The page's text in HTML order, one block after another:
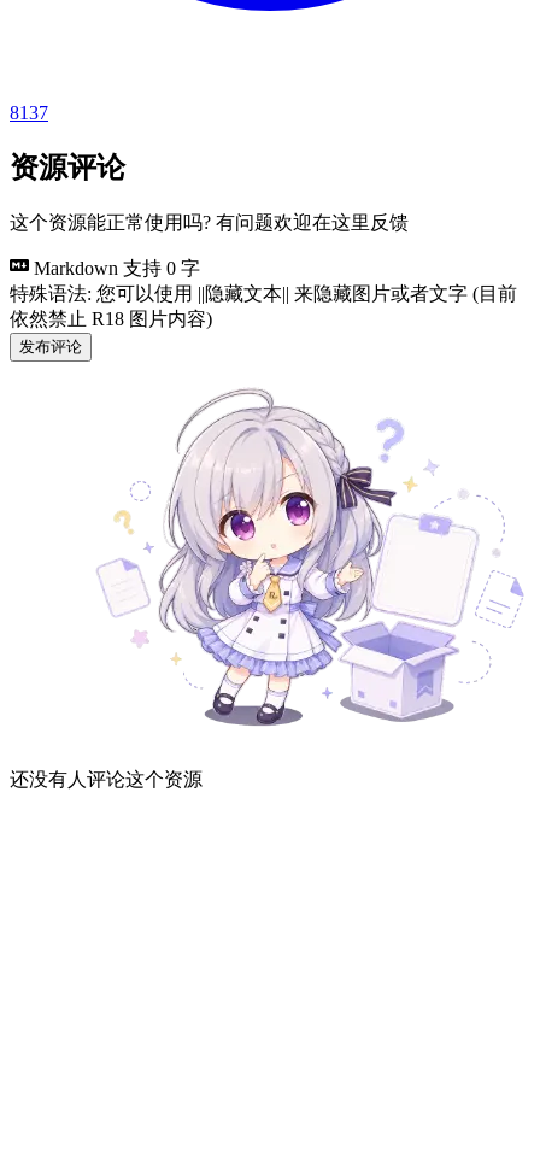
8137
资源评论
这个资源能正常使用吗? 有问题欢迎在这里反馈
Markdown 支持 0 字
特殊语法: 您可以使用 ||隐藏文本|| 来隐藏图片或者文字 (目前
依然禁止 R18 图片内容)
发布评论
还没有人评论这个资源